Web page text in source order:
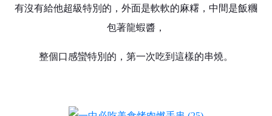
有沒有給他超級特別的，外面是軟軟的麻糬，中間是飯糰
包著龍蝦醬，
整個口感蠻特別的，第一次吃到這樣的串燒。